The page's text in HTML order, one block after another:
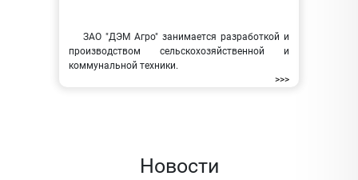
ЗАО "ДЭМ Агро" занимается разработкой и
производством сельскохозяйственной и
коммунальной техники.
>>>
Новости